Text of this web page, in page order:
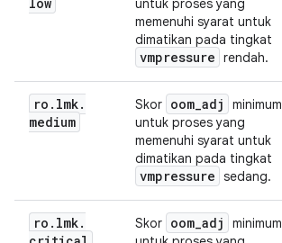
untuk proses yang
memenuhi syarat untuk
dimatikan pada tingkat
vmpressure rendah.
ro . lmk.
medium
Skor oom_adj
minimum
untuk proses yang
memenuhi syarat untuk
dimatikan pada tingkat
vmpressure sedang.
ro . lmk.
Skor oom_adj
minimum